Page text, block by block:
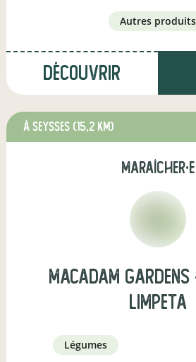
autres produits
Découvrir
à Seysses (15,2 km)
maraîcher·e
Macadam Gardens
Limpeta
légumes